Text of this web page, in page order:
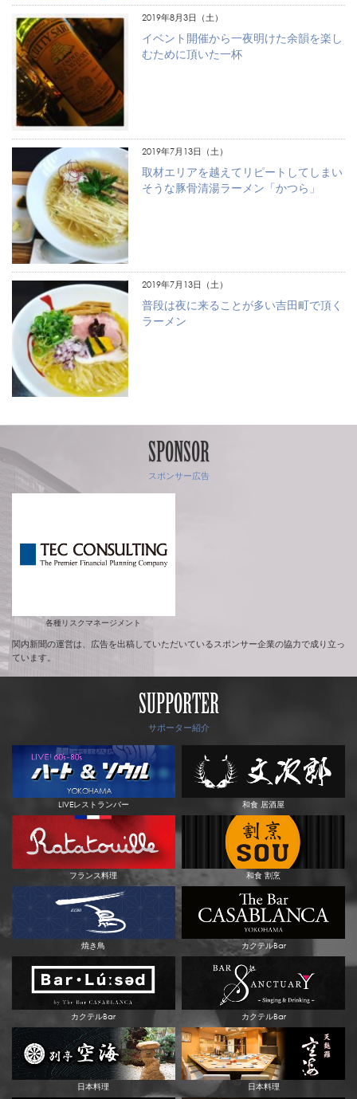
2019年8月3日（土）
イベント開催から一夜明けた余韻を楽し
むために頂いた一杯
2019年7月13日（土）
取材エリアを越えてリピートしてしまい
そうな豚骨清湯ラーメン「かつら」
2019年7月13日（土）
普段は夜に来ることが多い吉田町で頂く
ラーメン
SPONSOR
スポンサー広告
各種リスクマネージメント
関内新聞の運営は、広告を出稿していただいているスポンサー企業の協力で成り立っ
ています。
SUPPORTER
サポーター紹介
LIVEレストランバー 和食 居酒屋
フランス料理 和食 割烹
焼き鳥 カクテルBar
カクテルBar カクテルBar
日本料理 日本料理